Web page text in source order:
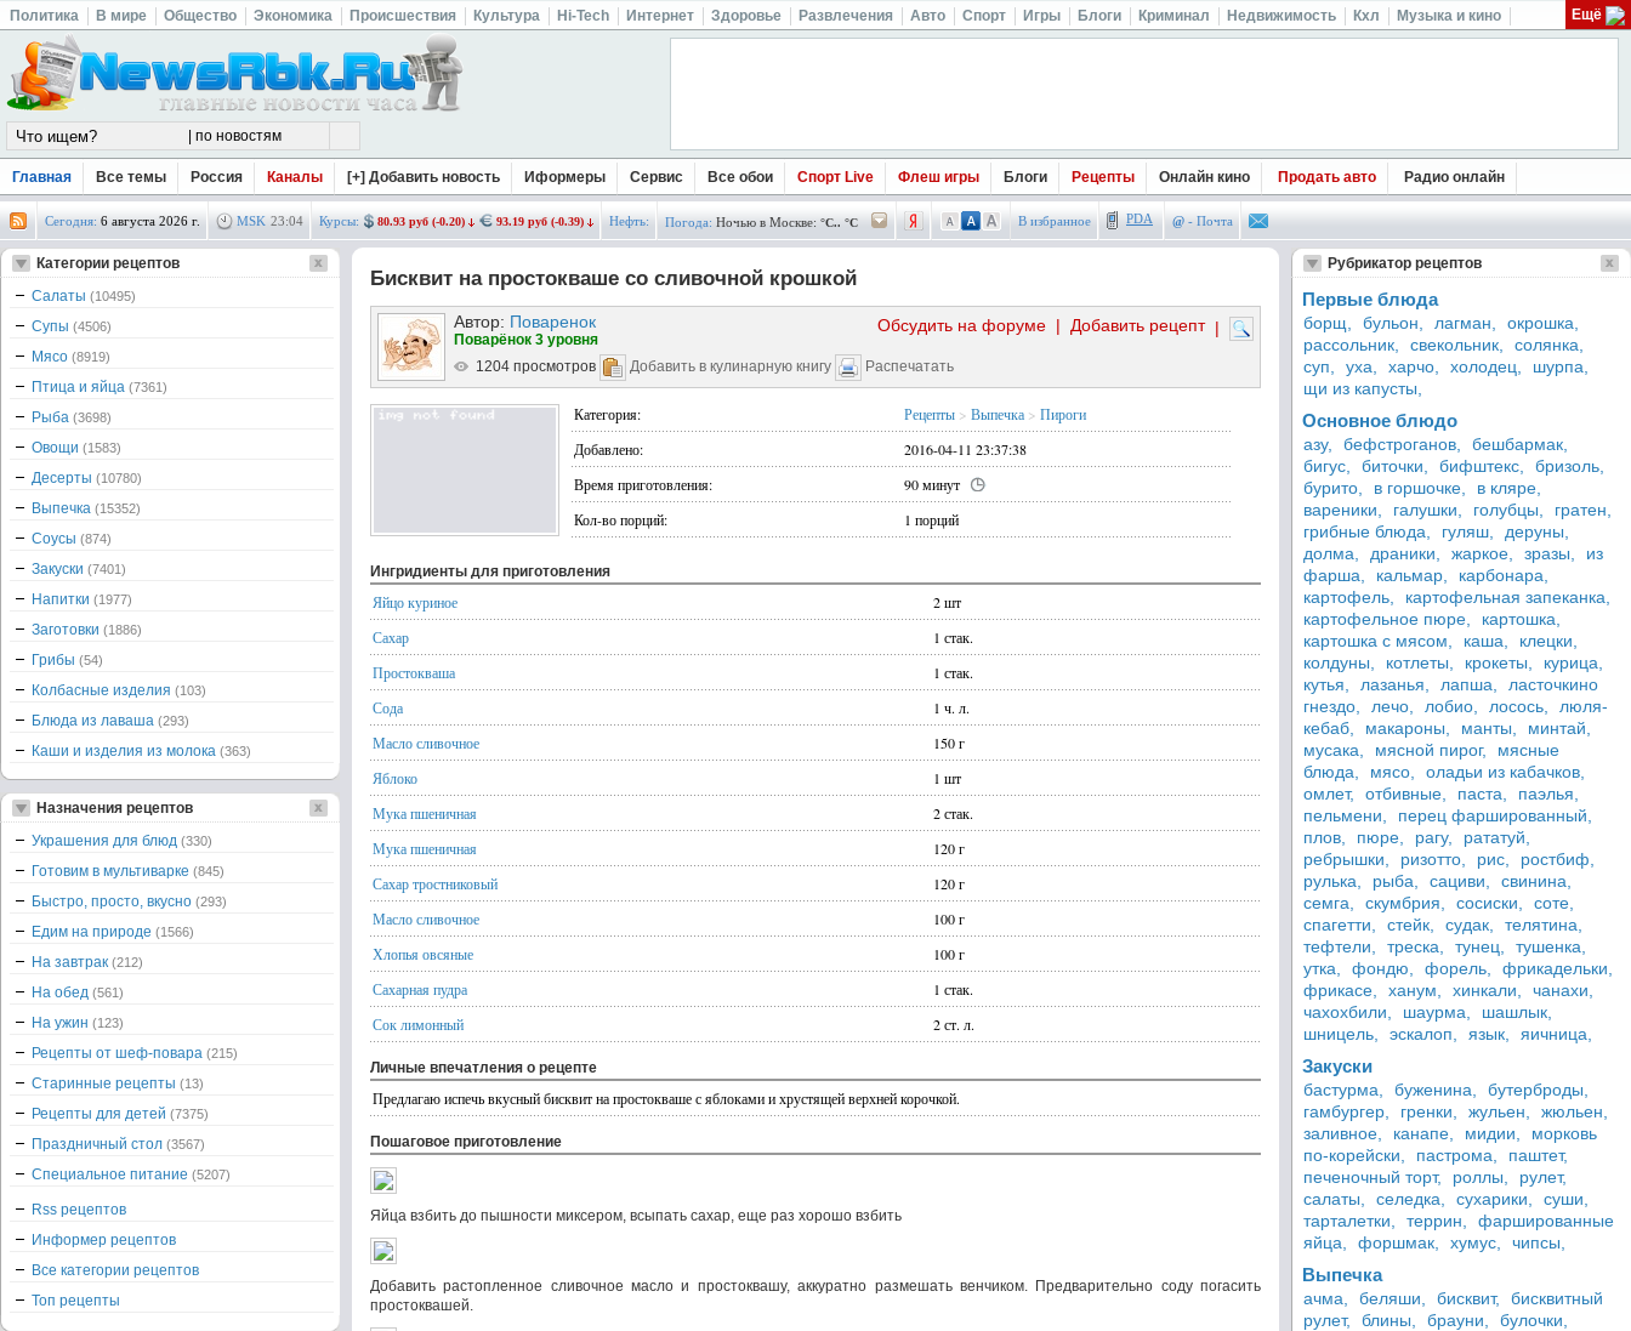
Политика В мире Общество Экономика Происшествия Культура Hi-Tech Интернет Здоровье Развлечения Авто Спорт Игры Блоги Криминал Недвижимость Кхл Музыка и кино Ещё
Главная Все темы Россия Каналы [+] Добавить новость Иформеры Сервис Все обои Спорт Live Флеш игры Блоги Рецепты Онлайн кино Продать авто Радио онлайн
Сегодня: 6 августа 2026 г. MSK 23:04 Курсы: 80.93 руб (-0.20) 93.19 руб (-0.39) Нефть: Погода: Ночью в Москве: °C.. °C В избранное PDA @ - Почта
Бисквит на простокваше со сливочной крошкой
Автор: Поваренок |
Добавить рецепт
|
Обсудить на форуме
Поварёнок 3 уровня
1204 просмотров
Добавить в кулинарную книгу Распечатать
Категория: Рецепты > Выпечка > Пироги
Добавлено:
2016-04-11 23:37:38
Время приготовления:
90 минут
Кол-во порций:
1 порций
Ингридиенты для приготовления
Яйцо куриное
2 шт
Сахар
1 стак.
Простокваша
1 стак.
Сода
1 ч. л.
Масло сливочное
150 г
Яблоко
1 шт
Мука пшеничная
2 стак.
Мука пшеничная
120 г
Сахар тростниковый
120 г
Масло сливочное
100 г
Хлопья овсяные
100 г
Сахарная пудра
1 стак.
Сок лимонный
2 ст. л.
Личные впечатления о рецепте
Предлагаю испечь вкусный бисквит на простокваше с яблоками и хрустящей верхней корочкой.
Пошаговое приготовление
Яйца взбить до пышности миксером, всыпать сахар, еще раз хорошо взбить
Добавить растопленное сливочное масло и простоквашу, аккуратно размешать венчиком. Предварительно соду погасить
простоквашей.
Категории рецептов
Салаты (10495)
Супы (4506)
Мясо (8919)
Птица и яйца (7361)
Рыба (3698)
Овощи (1583)
Десерты (10780)
Выпечка (15352)
Соусы (874)
Закуски (7401)
Напитки (1977)
Заготовки (1886)
Грибы (54)
Колбасные изделия (103)
Блюда из лаваша (293)
Каши и изделия из молока (363)
Назначения рецептов
Украшения для блюд (330)
Готовим в мультиварке (845)
Быстро, просто, вкусно (293)
Едим на природе (1566)
На завтрак (212)
На обед (561)
На ужин (123)
Рецепты от шеф-повара (215)
Старинные рецепты (13)
Рецепты для детей (7375)
Праздничный стол (3567)
Специальное питание (5207)
Rss рецептов
Информер рецептов
Все категории рецептов
Топ рецепты
Рубрикатор рецептов
Первые блюда
борщ, бульон, лагман,
окрошка,
рассольник,
свекольник,
солянка,
суп,
уха, харчо, холодец,
шурпа,
щи из капусты,
Основное блюдо
азу, бефстроганов,
бешбармак,
бигус,
биточки, бифштекс,
бризоль,
бурито,
в горшочке,
в кляре,
вареники,
галушки, голубцы,
гратен,
грибные блюда,
гуляш,
деруны,
долма,
драники, жаркое, зразы,
из
фарша,
кальмар,
карбонара,
картофель,
картофельная запеканка,
картофельное пюре,
картошка,
картошка с мясом,
каша,
клецки,
колдуны,
котлеты, крокеты,
курица,
кутья,
лазанья, лапша,
ласточкино
гнездо,
лечо, лобио, лосось,
люля-
кебаб,
макароны, манты,
минтай,
мусака,
мясной пирог,
мясные
блюда,
мясо,
оладьи из кабачков,
омлет,
отбивные, паста,
паэлья,
пельмени,
перец фаршированный,
плов,
пюре, рагу,
рататуй,
ребрышки,
ризотто, рис,
ростбиф,
рулька,
рыба, сациви,
свинина,
семга,
скумбрия, сосиски,
соте,
спагетти,
стейк, судак,
телятина,
тефтели,
треска, тунец,
тушенка,
утка,
фондю, форель,
фрикадельки,
фрикасе,
ханум, хинкали,
чанахи,
чахохбили,
шаурма,
шашлык,
шницель,
эскалоп, язык, яичница,
Закуски
бастурма, буженина,
бутерброды,
гамбургер,
гренки, жульен,
жюльен,
заливное,
канапе, мидии,
морковь
по-корейски,
пастрома,
паштет,
печеночный торт,
роллы,
рулет,
салаты,
селедка, сухарики,
суши,
тарталетки,
террин,
фаршированные
яйца,
форшмак, хумус, чипсы,
Выпечка
ачма, беляши, бисквит,
бисквитный
рулет,
блины, брауни,
булочки,